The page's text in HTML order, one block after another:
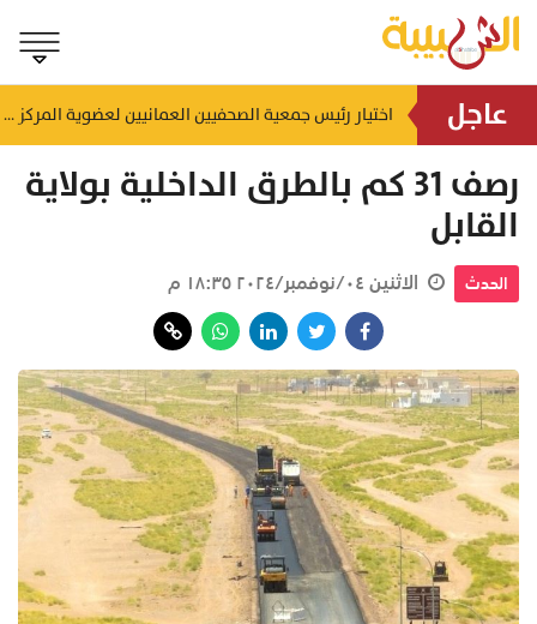
عاجل إنجاز بحري جديد.. القبطان محمد البوسعيدي أول عُماني يقود ناقلة منتجات نفطية متوسطة المدى منذ ١٣ ساعة اختيار رئيس جمعية الصحفيين العمانيين لعضوية المركز الدولي لمكافحة التضليل (ICCMD)
رصف 31 كم بالطرق الداخلية بولاية
القابل
الحدث الاثنين ٠٤/نوفمبر/٢٠٢٤ ١٨:٣٥ م